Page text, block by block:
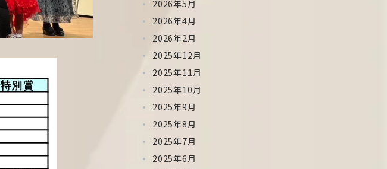
2026年5月
2026年4月
2026年2月
2025年12月
2025年11月
2025年10月
2025年9月
2025年8月
2025年7月
2025年6月